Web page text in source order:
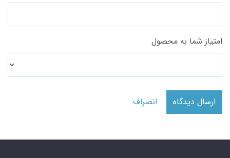
امتیاز شما به محصول
ارسال دیدگاه انصراف